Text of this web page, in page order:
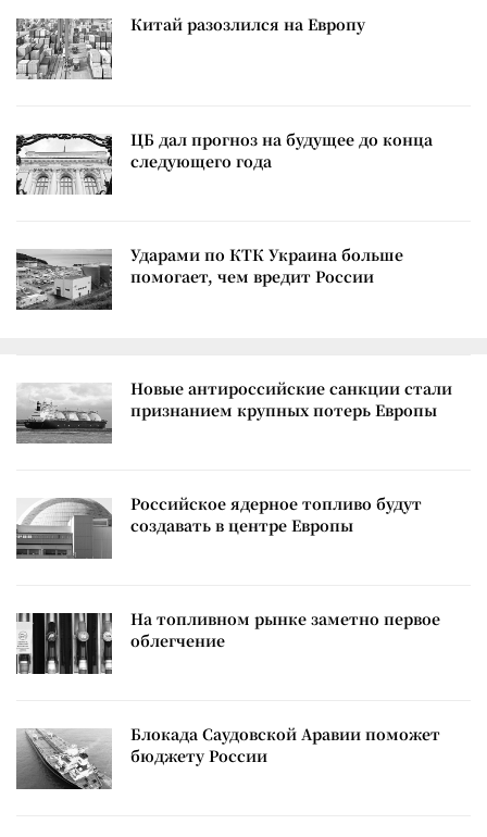
Китай разозлился на Европу
ЦБ дал прогноз на будущее до конца
следующего года
Ударами по КТК Украина больше
помогает, чем вредит России
Новые антироссийские санкции стали
признанием крупных потерь Европы
Российское ядерное топливо будут
создавать в центре Европы
На топливном рынке заметно первое
облегчение
Блокада Саудовской Аравии поможет
бюджету России